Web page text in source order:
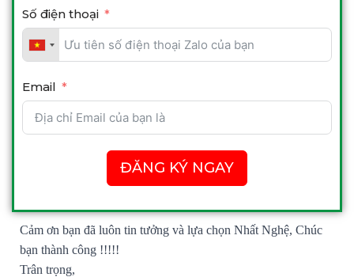
Số điện thoại
Email
ĐĂNG KÝ NGAY
Cảm ơn bạn đã luôn tin tưởng và lựa chọn Nhất Nghệ, Chúc
bạn thành công !!!!!
Trân trọng,